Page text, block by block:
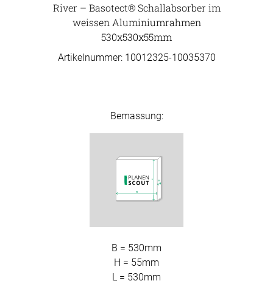
River – Basotect® Schallabsorber im
weissen Aluminiumrahmen
530x530x55mm
Artikelnummer: 10012325-10035370
Bemassung:
B = 530mm
H = 55mm
L = 530mm